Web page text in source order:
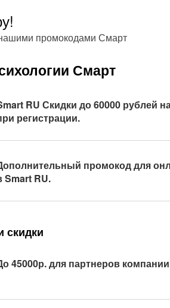
промокодами Смарт
Смарт
RU Скидки до 60000 рублей
регистрации.
промокод для
Smart RU.
скидки
45000р. для партнеров компании